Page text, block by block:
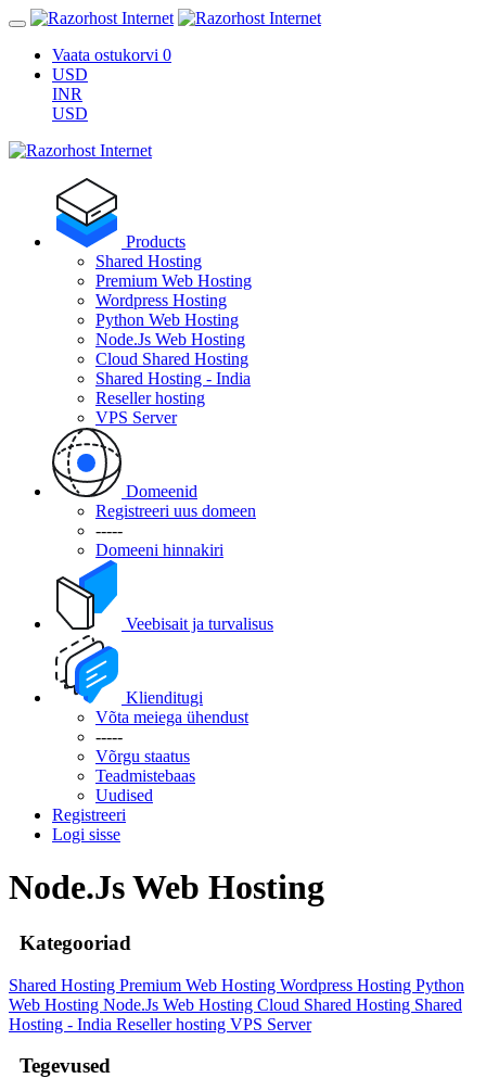
Vaata ostukorvi 0
USD
INR
USD
Products
Shared Hosting
Premium Web Hosting
Wordpress Hosting
Python Web Hosting
Node.Js Web Hosting
Cloud Shared Hosting
Shared Hosting - India
Reseller hosting
VPS Server
Domeenid
Registreeri uus domeen
-----
Domeeni hinnakiri
Veebisait ja turvalisus
Klienditugi
Võta meiega ühendust
-----
Võrgu staatus
Teadmistebaas
Uudised
Registreeri
Logi sisse
Node.Js Web Hosting
Kategooriad
Shared Hosting Premium Web Hosting Wordpress Hosting Python
Web Hosting Node.Js Web Hosting Cloud Shared Hosting Shared
Hosting - India Reseller hosting VPS Server
Tegevused